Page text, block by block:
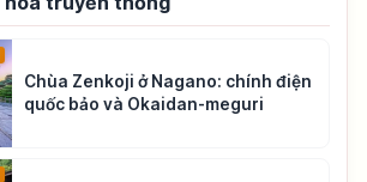
Chùa Zenkoji ở Nagano: chính điện
quốc bảo và Okaidan-meguri